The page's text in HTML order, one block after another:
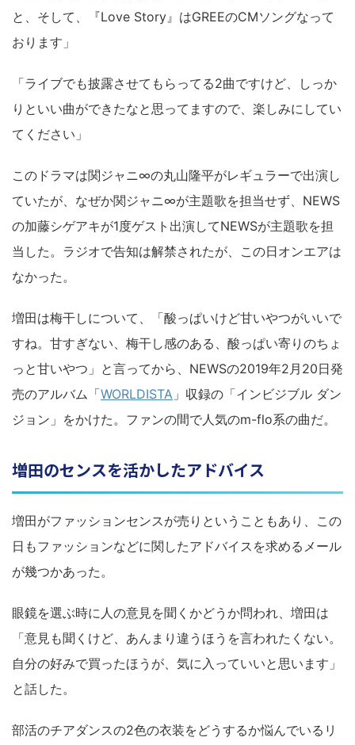
と、そして、『Love Story』はGREEのCMソングなって
おります」
「ライブでも披露させてもらってる2曲ですけど、しっか
りといい曲ができたなと思ってますので、楽しみにしてい
てください」
このドラマは関ジャニ∞の丸山隆平がレギュラーで出演し
ていたが、なぜか関ジャニ∞が主題歌を担当せず、NEWS
の加藤シゲアキが1度ゲスト出演してNEWSが主題歌を担
当した。ラジオで告知は解禁されたが、この日オンエアは
なかった。
増田は梅干しについて、「酸っぱいけど甘いやつがいいで
すね。甘すぎない、梅干し感のある、酸っぱい寄りのちょ
っと甘いやつ」と言ってから、NEWSの2019年2月20日発
売のアルバム「WORLDISTA 」収録の「インビジブル ダン
ジョン」をかけた。ファンの間で人気のm-flo系の曲だ。
増田のセンスを活かしたアドバイス
増田がファッションセンスが売りということもあり、この
日もファッションなどに関したアドバイスを求めるメール
が幾つかあった。
眼鏡を選ぶ時に人の意見を聞くかどうか問われ、増田は
「意見も聞くけど、あんまり違うほうを言われたくない。
自分の好みで買ったほうが、気に入っていいと思います」
と話した。
部活のチアダンスの2色の衣装をどうするか悩んでいるリ